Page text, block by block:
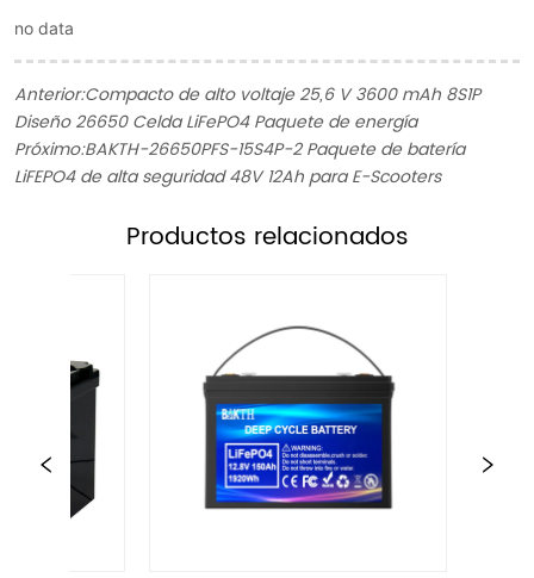
no data
Anterior:Compacto de alto voltaje 25,6 V 3600 mAh 8S1P
Diseño 26650 Celda LiFePO4 Paquete de energía
Próximo:BAKTH-26650PFS-15S4P-2 Paquete de batería
LiFEPO4 de alta seguridad 48V 12Ah para E-Scooters
ㅤProductos relacionados